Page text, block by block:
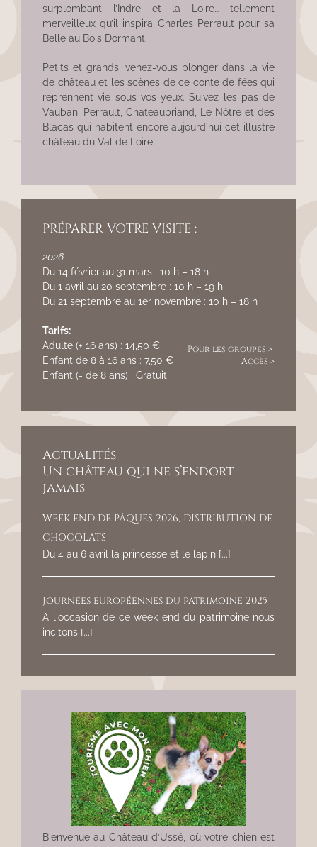
surplombant l’Indre et la Loire… tellement
merveilleux qu’il inspira Charles Perrault pour sa
Belle au Bois Dormant.
Petits et grands, venez-vous plonger dans la vie
de château et les scènes de ce conte de fées qui
reprennent vie sous vos yeux. Suivez les pas de
Vauban, Perrault, Chateaubriand, Le Nôtre et des
Blacas qui habitent encore aujourd’hui cet illustre
château du Val de Loire.
PRÉPARER VOTRE VISITE :
2026
Du 14 février au 31 mars : 10 h – 18 h
Du 1 avril au 20 septembre : 10 h – 19 h
Du 21 septembre au 1er novembre : 10 h – 18 h
Pour les groupes >
Accès >
Tarifs:
Adulte (+ 16 ans) : 14,50 €
Enfant de 8 à 16 ans : 7,50 €
Enfant (- de 8 ans) : Gratuit
Actualités
Un château qui ne s’endort
jamais
WEEK END DE PÂQUES 2026, DISTRIBUTION DE
CHOCOLATS
Du 4 au 6 avril la princesse et le lapin [...]
Journées européennes du patrimoine 2025
A l'occasion de ce week end du patrimoine nous
incitons [...]
Bienvenue au Château d’Ussé, où votre chien est